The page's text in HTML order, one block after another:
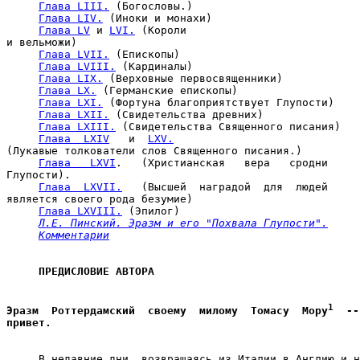
Глава LIII.
(Богословы.)
Глава LIV.
(Иноки и монахи)
Глава LV и LVI.
(Короли
и вельможи)
Глава LVII.
(Епископы)
Глава LVIII.
(Кардиналы)
Глава LIX.
(Верховные первосвященники)
Глава LX.
(Германские епископы)
Глава LXI.
(Фортуна благоприятствует Глупости)
Глава LXII.
(Свидетельства древних)
Глава LXIII.
(Свидетельства Священного писания)
Глава  LXIV
   и
LXV.
(Лукавые толкователи слов Священного писания.)
Глава   LXVI .   (Христианская   вера   сродни
Глупости).
Глава  LXVII.
   (Высшей  наградой  для  людей
является своего рода безумие)
Глава LXVIII.
(Эпилог)
Л.Е. Пинский. Эразм и его "Похвала Глупости".
Комментарии
ПРЕДИСЛОВИЕ АВТОРА
Эразм  Роттердамский  своему  милому  Томасу  Мору1
  --
привет.